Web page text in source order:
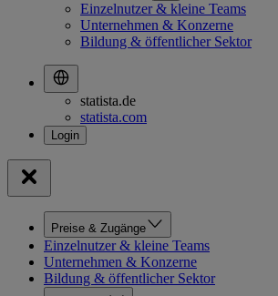
Einzelnutzer & kleine Teams
Unternehmen & Konzerne
Bildung & öffentlicher Sektor
statista.de
statista.com
Preise & Zugänge
Einzelnutzer & kleine Teams
Unternehmen & Konzerne
Bildung & öffentlicher Sektor